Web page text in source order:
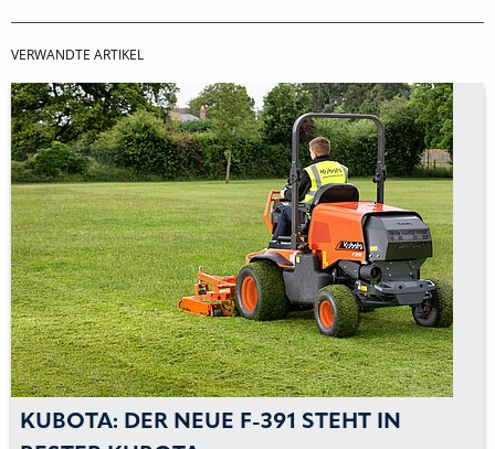
VERWANDTE ARTIKEL
KUBOTA: DER NEUE F-391 STEHT IN